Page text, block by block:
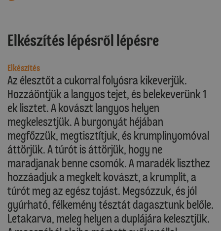
Elkészítés lépésről lépésre
Elkészítés
Az élesztőt a cukorral folyósra kikeverjük.
Hozzáöntjük a langyos tejet, és belekeverünk 1
ek lisztet. A kovászt langyos helyen
megkelesztjük. A burgonyát héjában
megfőzzük, megtisztítjuk, és krumplinyomóval
áttörjük. A túrót is áttörjük, hogy ne
maradjanak benne csomók. A maradék liszthez
hozzáadjuk a megkelt kovászt, a krumplit, a
túrót meg az egész tojást. Megsózzuk, és jól
gyúrható, félkemény tésztát dagasztunk belőle.
Letakarva, meleg helyen a duplájára kelesztjük.